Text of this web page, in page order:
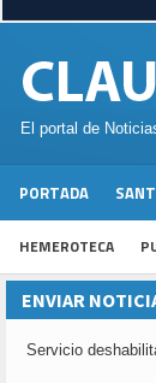
El portal de
PORTADA
HEMEROTECA
ENVIAR
Servicio